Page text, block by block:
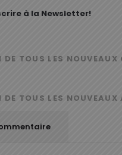
à la Newsletter!
DE TOUS LES
DE TOUS LES